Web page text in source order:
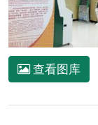
查看图库